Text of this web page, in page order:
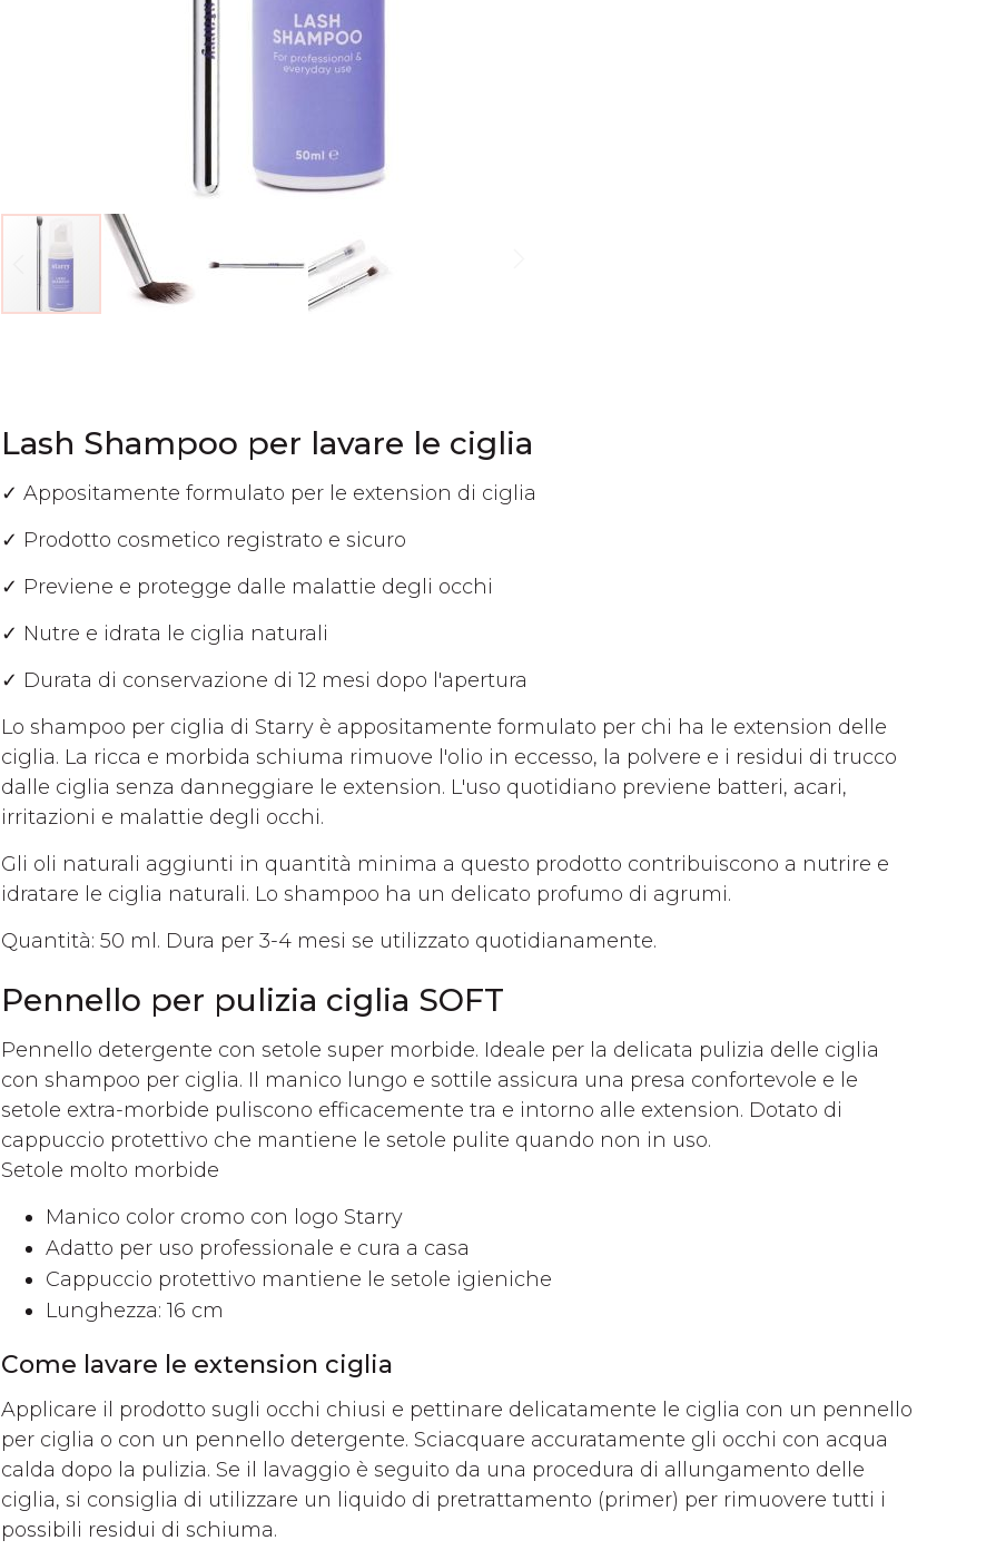
di
immagini
Lash Shampoo per lavare le ciglia
✓ Appositamente formulato per le extension di ciglia
✓ Prodotto cosmetico registrato e sicuro
✓ Previene e protegge dalle malattie degli occhi
✓ Nutre e idrata le ciglia naturali
✓ Durata di conservazione di 12 mesi dopo l'apertura
Lo shampoo per ciglia di Starry è appositamente formulato per chi ha le extension delle
ciglia. La ricca e morbida schiuma rimuove l'olio in eccesso, la polvere e i residui di trucco
dalle ciglia senza danneggiare le extension. L'uso quotidiano previene batteri, acari,
irritazioni e malattie degli occhi.
Gli oli naturali aggiunti in quantità minima a questo prodotto contribuiscono a nutrire e
idratare le ciglia naturali. Lo shampoo ha un delicato profumo di agrumi.
Quantità: 50 ml. Dura per 3-4 mesi se utilizzato quotidianamente.
Pennello per pulizia ciglia SOFT
Pennello detergente con setole super morbide. Ideale per la delicata pulizia delle ciglia
con shampoo per ciglia. Il manico lungo e sottile assicura una presa confortevole e le
setole extra-morbide puliscono efficacemente tra e intorno alle extension. Dotato di
cappuccio protettivo che mantiene le setole pulite quando non in uso.
Setole molto morbide
Manico color cromo con logo Starry
Adatto per uso professionale e cura a casa
Cappuccio protettivo mantiene le setole igieniche
Lunghezza: 16 cm
Come lavare le extension ciglia
Applicare il prodotto sugli occhi chiusi e pettinare delicatamente le ciglia con un pennello
per ciglia o con un pennello detergente. Sciacquare accuratamente gli occhi con acqua
calda dopo la pulizia. Se il lavaggio è seguito da una procedura di allungamento delle
ciglia, si consiglia di utilizzare un liquido di pretrattamento (primer) per rimuovere tutti i
possibili residui di schiuma.